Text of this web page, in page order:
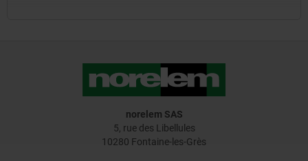
norelem SAS
5, rue des Libellules
10280 Fontaine-les-Grès